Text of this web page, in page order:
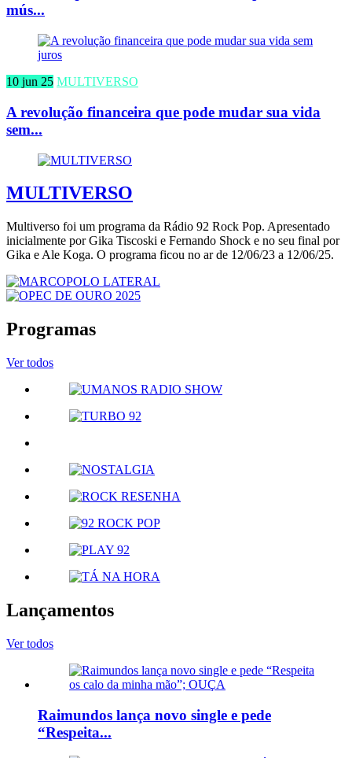
mús...
10 jun 25 MULTIVERSO
A revolução financeira que pode mudar sua vida
sem...
MULTIVERSO
Multiverso foi um programa da Rádio 92 Rock Pop. Apresentado
inicialmente por Gika Tiscoski e Fernando Shock e no seu final por
Gika e Ale Koga. O programa ficou no ar de 12/06/23 a 12/06/25.
Programas
Ver todos
Lançamentos
Ver todos
Raimundos lança novo single e pede
“Respeita...